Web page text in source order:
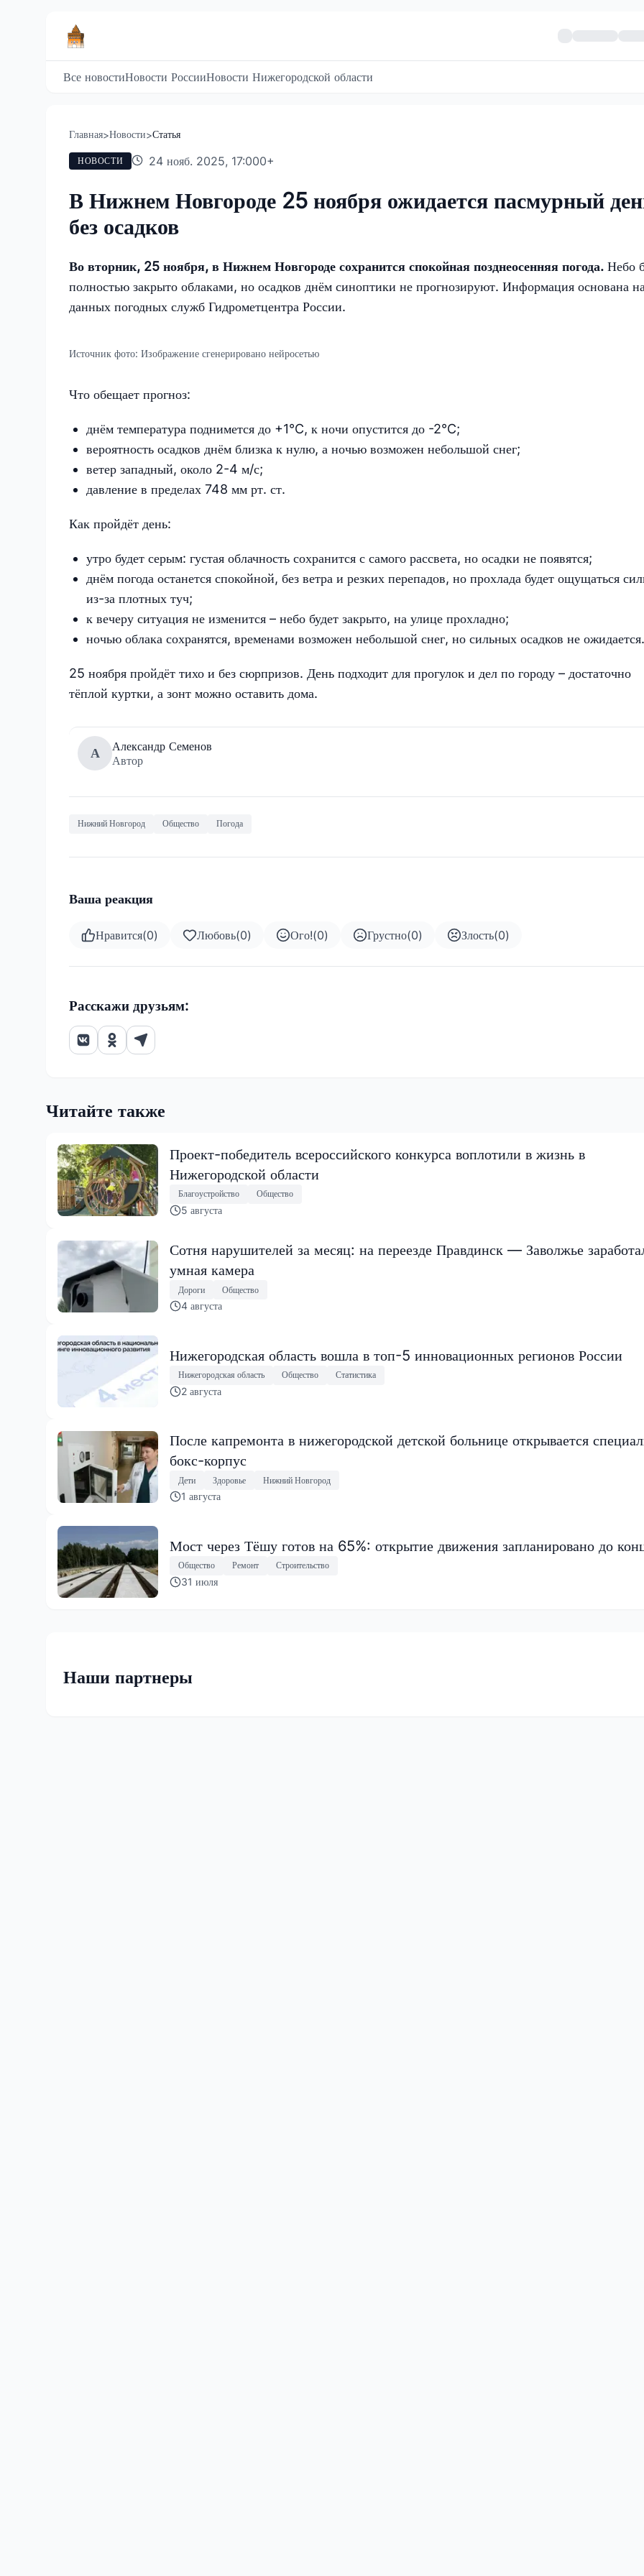
Все новостиНовости РоссииНовости Нижегородской области
Главная>Новости>Статья
НОВОСТИ 24 нояб. 2025, 17:000+
В Нижнем Новгороде 25 ноября ожидается пасмурный
без осадков
Во вторник, 25 ноября, в Нижнем Новгороде сохранится спокойная позднеосенняя погода. Небо
полностью закрыто облаками, но осадков днём синоптики не прогнозируют. Информация основана
данных погодных служб Гидрометцентра России.
Источник фото: Изображение сгенерировано нейросетью
Что обещает прогноз:
днём температура поднимется до +1°C, к ночи опустится до -2°C;
вероятность осадков днём близка к нулю, а ночью возможен небольшой снег;
ветер западный, около 2-4 м/с;
давление в пределах 748 мм рт. ст.
Как пройдёт день:
утро будет серым: густая облачность сохранится с самого рассвета, но осадки не появятся;
днём погода останется спокойной, без ветра и резких перепадов, но прохлада будет ощущаться
из-за плотных туч;
к вечеру ситуация не изменится – небо будет закрыто, на улице прохладно;
ночью облака сохранятся, временами возможен небольшой снег, но сильных осадков не ожидается.
25 ноября пройдёт тихо и без сюрпризов. День подходит для прогулок и дел по городу – достаточно
тёплой куртки, а зонт можно оставить дома.
А
Александр Семенов
Автор
Нижний Новгород Общество Погода
Ваша реакция
Нравится(0) Любовь(0) Ого!(0) Грустно(0) Злость(0)
Расскажи друзьям:
Читайте также
Проект-победитель всероссийского конкурса воплотили в жизнь в
Нижегородской области
Благоустройство Общество
5 августа
Сотня нарушителей за месяц: на переезде Правдинск — Заволжье
умная камера
Дороги Общество
4 августа
Нижегородская область вошла в топ-5 инновационных регионов России
Нижегородская область Общество Статистика
2 августа
После капремонта в нижегородской детской больнице открывается
бокс-корпус
Дети Здоровье Нижний Новгород
1 августа
Мост через Тёшу готов на 65%: открытие движения запланировано до
Общество Ремонт Строительство
31 июля
Наши партнеры